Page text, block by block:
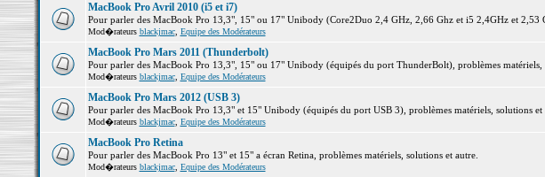
MacBook Pro Avril 2010 (i5 et i7)
Pour parler des MacBook Pro 13,3", 15" ou 17" Unibody (Core2Duo 2,4 GHz, 2,66 Ghz et i5 2,4GHz et 2,53
Mod�rateurs blackjmac, Equipe des Modérateurs
MacBook Pro Mars 2011 (Thunderbolt)
Pour parler des MacBook Pro 13,3", 15" ou 17" Unibody (équipés du port ThunderBolt), problèmes matériels,
Mod�rateurs blackjmac, Equipe des Modérateurs
MacBook Pro Mars 2012 (USB 3)
Pour parler des MacBook Pro 13,3" et 15" Unibody (équipés du port USB 3), problèmes matériels, solutions et
Mod�rateurs blackjmac, Equipe des Modérateurs
MacBook Pro Retina
Pour parler des MacBook Pro 13" et 15" a écran Retina, problèmes matériels, solutions et autre.
Mod�rateurs blackjmac, Equipe des Modérateurs